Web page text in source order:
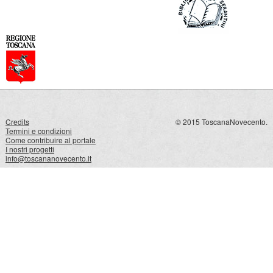
Credits
Termini e condizioni
Come contribuire al portale
I nostri progetti
info@toscananovecento.it
© 2015 ToscanaNovecento.